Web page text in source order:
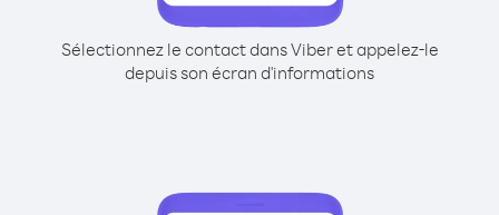
Sélectionnez le contact dans Viber et appelez-le
depuis son écran d'informations